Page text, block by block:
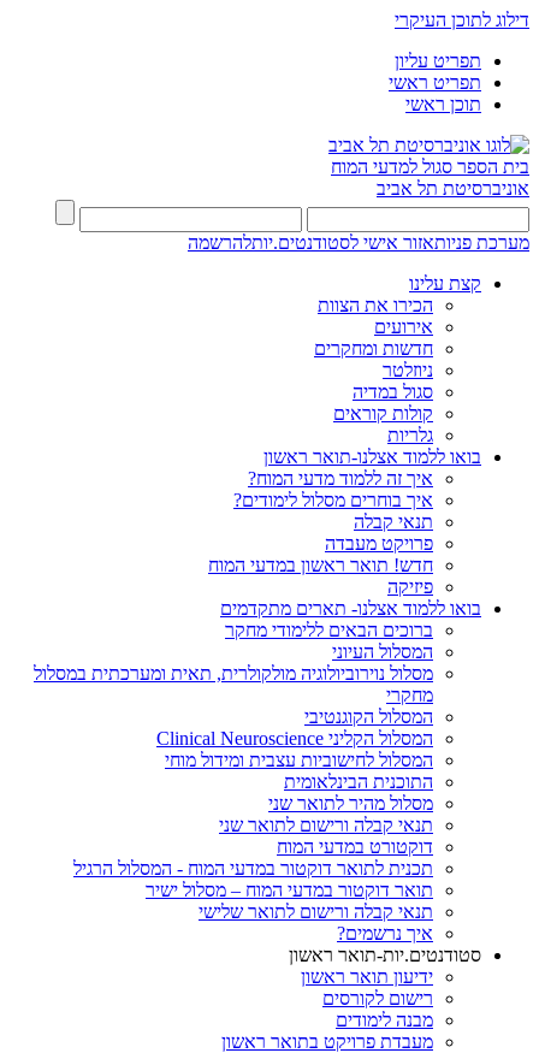
דילוג לתוכן העיקרי
תפריט עליון
תפריט ראשי
תוכן ראשי
בית הספר סגול למדעי המוח
אוניברסיטת תל אביב
מערכת פניותאזור אישי לסטודנטים.יותלהרשמה
קצת עלינו
הכירו את הצוות
אירועים
חדשות ומחקרים
ניוזלטר
סגול במדיה
קולות קוראים
גלריות
בואו ללמוד אצלנו-תואר ראשון
איך זה ללמוד מדעי המוח?
איך בוחרים מסלול לימודים?
תנאי קבלה
פרויקט מעבדה
חדש! תואר ראשון במדעי המוח
פיזיקה
בואו ללמוד אצלנו- תארים מתקדמים
ברוכים הבאים ללימודי מחקר
המסלול העיוני
מסלול נוירוביולוגיה מולקולרית, תאית ומערכתית במסלול
מחקרי
המסלול הקוגנטיבי
המסלול הקליני Clinical Neuroscience
המסלול לחישוביות עצבית ומידול מוחי
התוכנית הבינלאומית
מסלול מהיר לתואר שני
תנאי קבלה ורישום לתואר שני
דוקטורט במדעי המוח
תכנית לתואר דוקטור במדעי המוח - המסלול הרגיל
תואר דוקטור במדעי המוח – מסלול ישיר
תנאי קבלה ורישום לתואר שלישי
איך נרשמים?
סטודנטים.יות-תואר ראשון
ידיעון תואר ראשון
רישום לקורסים
מבנה לימודים
מעבדת פרויקט בתואר ראשון